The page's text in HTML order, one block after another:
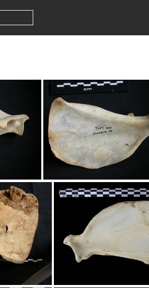
Scapula : vue médiale